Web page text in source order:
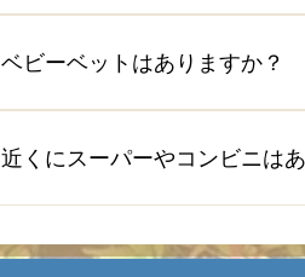
す。 周辺は自転車の交通規制が
ド → https://ja.kyoto.travel/
公園エリア ・嵐山サイクリングロ
ベビーベットはありますか？
をしてご用意をいたします。 予
近くにスーパーやコンビニは
リーマート、セブンイレブン、